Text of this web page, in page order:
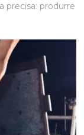
precisa: produrre